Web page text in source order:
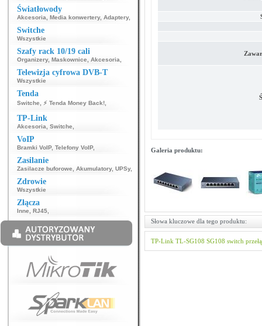
Światłowody
Akcesoria Media konwertery, Adaptery,
Switche
Wszystkie
Szafy rack 10/19 cali
Organizery, Maskownice Akcesoria
Telewizja cyfrowa DVB-T
Wszystkie
Tenda
Switche ⚡ Tenda Money Back!
TP-Link
Akcesoria Switche
VoIP
Bramki VoIP, Telefony VoIP,
Zasilanie
Zasilacze buforowe Akumulatory, UPSy,
Zdrowie
Wszystkie
Złącza
Inne RJ45
Galeria produktu:
Słowa kluczowe dla tego produktu:
TP-Link TL-SG108 SG108 switch